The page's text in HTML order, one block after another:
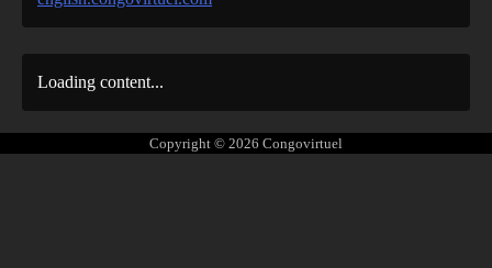
Loading content...
Copyright © 2026 Congovirtuel